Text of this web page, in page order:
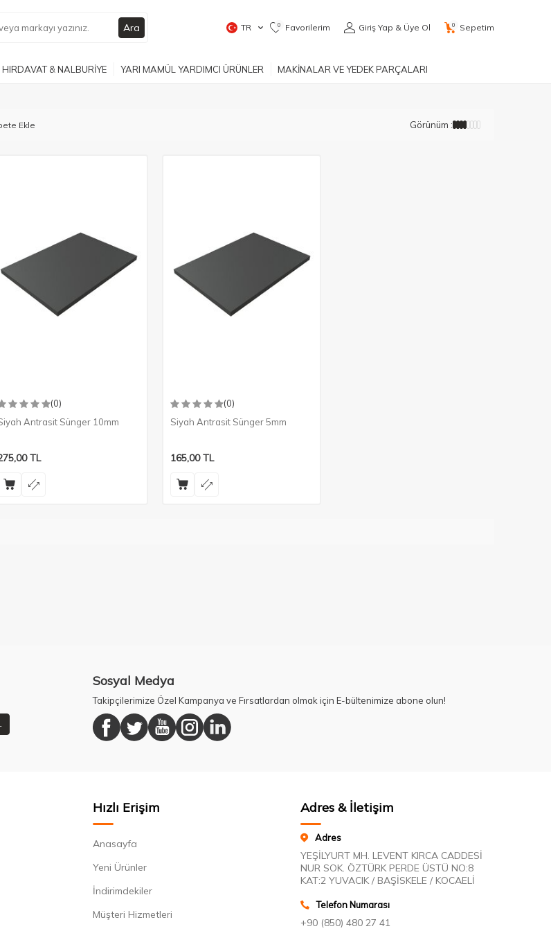
Ara TR 0 Favorilerim Giriş Yap & Üye Ol 0 Sepetim
HIRDAVAT & NALBURİYE YARI MAMÜL YARDIMCI ÜRÜNLER MAKİNALAR VE YEDEK PARÇALARI
Ekle Görünüm :
(0)
Antrasit Sünger 10mm
TL
(0)
Siyah Antrasit Sünger 5mm
165,00TL
Sosyal Medya
Takipçilerimize Özel Kampanya ve Fırsatlardan olmak için E-bültenimize abone olun!
Hızlı Erişim
Anasayfa
Yeni Ürünler
İndirimdekiler
Müşteri Hizmetleri
Adres & İletişim
Adres
YEŞİLYURT MH. LEVENT KIRCA CADDESİ
NUR SOK. ÖZTÜRK PERDE ÜSTÜ NO:8
KAT:2 YUVACIK / BAŞİSKELE / KOCAELİ
Telefon Numarası
+90 (850) 480 27 41